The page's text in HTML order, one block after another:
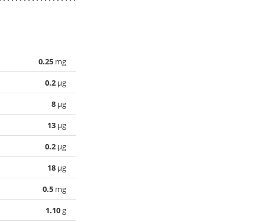
0.25 mg
0.2 µg
8 µg
13 µg
0.2 µg
18 µg
0.5 mg
1.10g